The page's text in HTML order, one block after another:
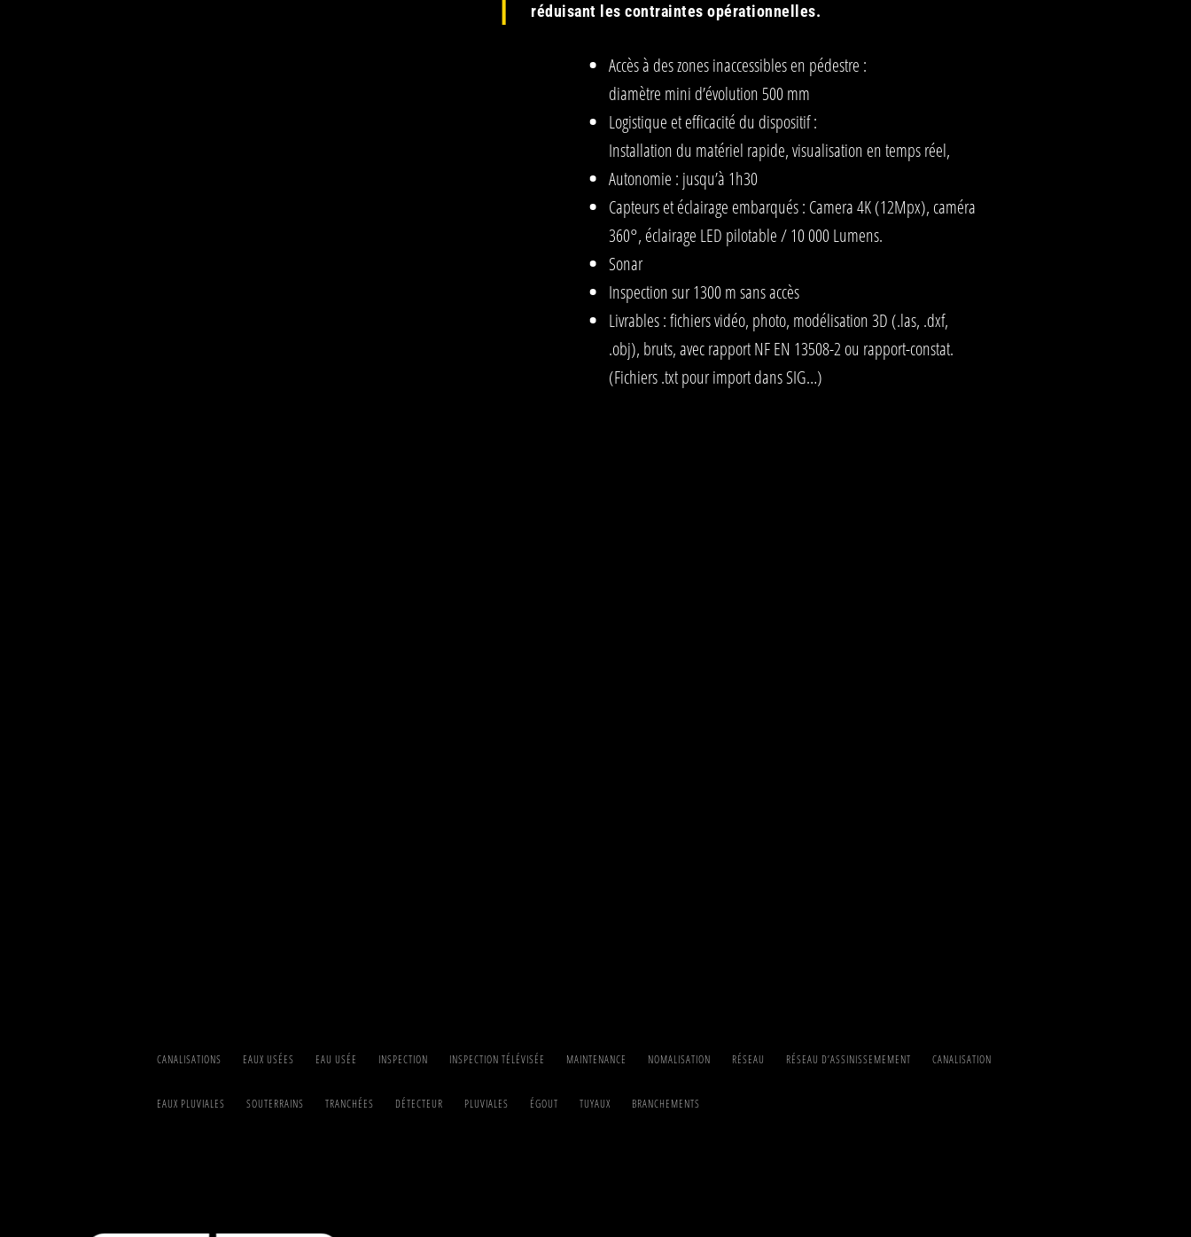
réduisant les contraintes opérationnelles.
Accès à des zones inaccessibles en pédestre :
diamètre mini d’évolution 500 mm
Logistique et efficacité du dispositif :
Installation du matériel rapide, visualisation en temps réel,
Autonomie : jusqu’à 1h30
Capteurs et éclairage embarqués : Camera 4K (12Mpx), caméra
360°, éclairage LED pilotable / 10 000 Lumens.
Sonar
Inspection sur 1300 m sans accès
Livrables : fichiers vidéo, photo, modélisation 3D (.las, .dxf,
.obj), bruts, avec rapport NF EN 13508-2 ou rapport-constat.
(Fichiers .txt pour import dans SIG…)
CANALISATIONS EAUX USÉES EAU USÉE INSPECTION INSPECTION TÉLÉVISÉE MAINTENANCE NOMALISATION RÉSEAU RÉSEAU D’ASSINISSEMEMENT CANALISATION
EAUX PLUVIALES SOUTERRAINS TRANCHÉES DÉTECTEUR PLUVIALES ÉGOUT TUYAUX BRANCHEMENTS